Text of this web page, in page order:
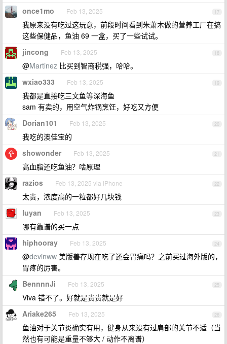
17
once1mo Feb 13, 2025
我原来没有吃过这玩意，前段时间看到朱萧木做的营养工厂在搞
这些保健品，鱼油 69 一盒，买了一些试试。
18
jincong Feb 13, 2025
@Martinez 比买到智商税强，哈哈。
19
wxiao333 Feb 13, 2025
我都是直接吃三文鱼等深海鱼
sam 有卖的，用空气炸锅烹饪，好吃又方便
20
Dorian101 Feb 13, 2025
我吃的澳佳宝的
21
showonder Feb 13, 2025
高血脂还吃鱼油？啥原理
22
razios Feb 13, 2025 via iPhone
太贵，浓度高的一粒都好几块钱
23
luyan Feb 13, 2025
哪有靠谱的买一点
24
hiphooray Feb 13, 2025
@devinww 美版善存现在吃了还会胃痛吗？之前买过海外版的，
胃疼的厉害。
25
BennnnJi Feb 13, 2025
Viva 错不了。好就是贵贵就是好
26
Ariake265 Feb 13, 2025
鱼油对于关节炎确实有用，健身从来没有过肩部的关节不适（当
然也有可能是重量不够大 / 动作不离谱）